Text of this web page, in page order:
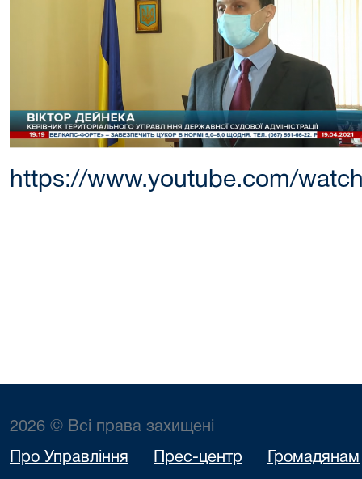
https://www.youtube.com/
2026 © Всі права захищені
Про Управління Прес-центр Громадянам